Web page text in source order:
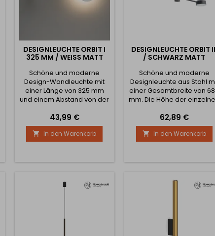
DESIGNLEUCHTE ORBIT I
325 MM / WEISS MATT
Schöne und moderne
Design-Wandleuchte mit
einer Länge von 325 mm
und einem Abstand von der
Lichtleistung beträgt 8W.
Kann auch mit anderen
Leuchten im gleichen
Design kombiniert werden.
Preis
43,99 €
 In den Warenkorb
DESIGNLEUCHTE ORBIT
/ SCHWARZ MATT
Schöne und moderne
Designleuchte aus Stahl
einer Gesamtbreite von
mm. Die Höhe der
Leistung der Leuchte
beträgt 8W. Kann mit
anderen Lampen im
gleichen Design kombiniert
Preis
62,89 €
 In den Warenkorb